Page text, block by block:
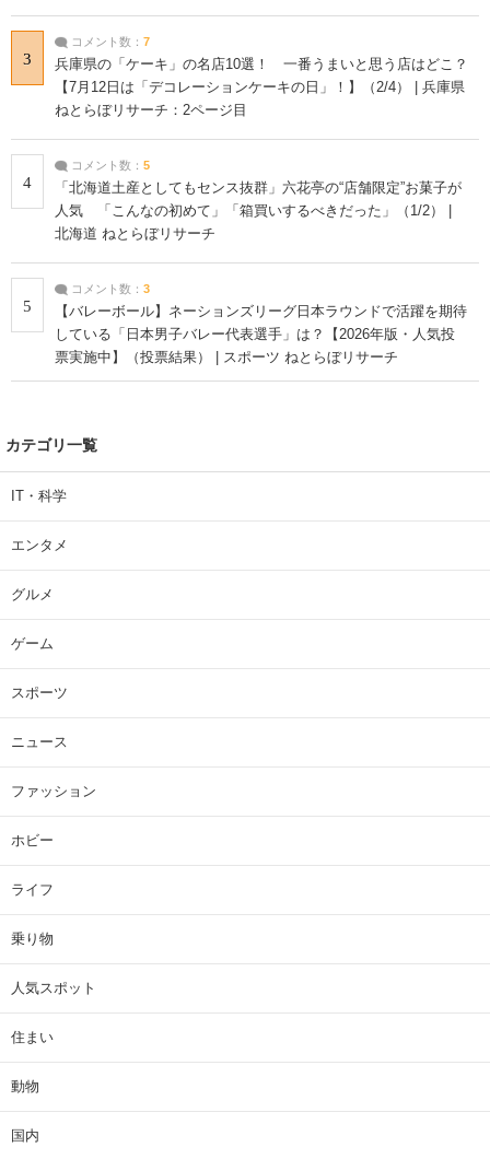
3
コメント数： 7
兵庫県の「ケーキ」の名店10選！ 一番うまいと思う店はどこ？
【7月12日は「デコレーションケーキの日」！】（2/4） | 兵庫県
ねとらぼリサーチ：2ページ目
4
コメント数： 5
「北海道土産としてもセンス抜群」六花亭の“店舗限定”お菓子が
人気 「こんなの初めて」「箱買いするべきだった」（1/2） |
北海道 ねとらぼリサーチ
5
コメント数： 3
【バレーボール】ネーションズリーグ日本ラウンドで活躍を期待
している「日本男子バレー代表選手」は？【2026年版・人気投
票実施中】（投票結果） | スポーツ ねとらぼリサーチ
カテゴリ一覧
IT・科学
エンタメ
グルメ
ゲーム
スポーツ
ニュース
ファッション
ホビー
ライフ
乗り物
人気スポット
住まい
動物
国内